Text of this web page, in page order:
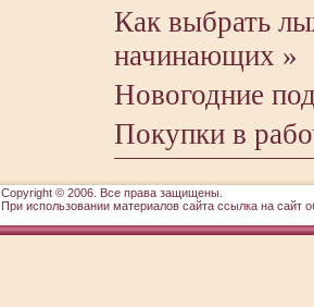
Как выбрать
начинающих »
Новогодние
Покупки в
Copyright © 2006. Все права защищены.
При использовании материалов сайта ссылка на сайт